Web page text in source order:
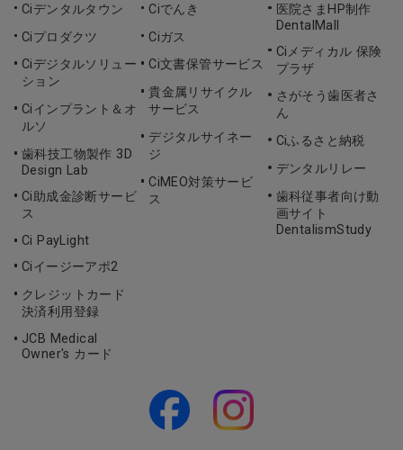
Ciデンタルタウン
Ciプロダクツ
Ciデジタルソリュー
ション
Ciインプラント＆オ
ルソ
歯科技工物製作 3D
Design Lab
Ci助成金診断サービ
ス
Ci PayLight
Ciイージーアポ2
クレジットカード
決済利用登録
JCB Medical
Owner's カード
Ciでんき
Ciガス
Ci文書保管サービス
貴金属リサイクル
サービス
デジタルサイネー
ジ
CiMEO対策サービ
ス
医院さまHP制作
DentalMall
Ciメディカル 保険
プラザ
さがそう歯医者さ
ん
Ciふるさと納税
デンタルリレー
歯科従事者向け動
画サイト
DentalismStudy